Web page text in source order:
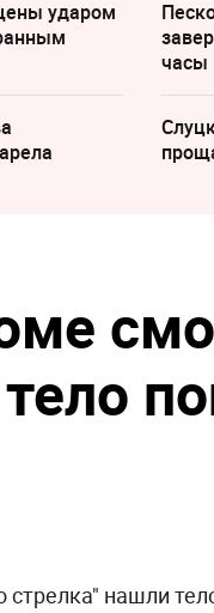
ударом
часы
нашли